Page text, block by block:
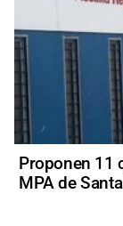
Proponen 11
MPA de